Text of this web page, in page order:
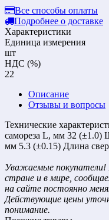
Все способы оплаты
Подробнее о доставке
Характеристики
Единица измерения
шт
НДС (%)
22
Описание
Отзывы и вопросы
Технические
самореза L, мм 32 (±1.0)
мм 5.3 (±0.15) Длина
Уважаемые покупатели!
стране и в мире,
на сайте постоянно
Действующие цены
понимание.